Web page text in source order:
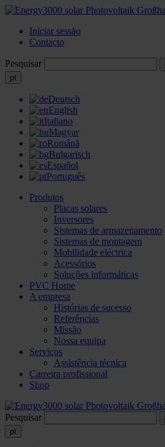
Iniciar sessão
Contacto
Pesquisar
pt
Deutsch
English
Italiano
Magyar
Română
Bulgarisch
Español
Português
Produtos
Placas solares
Inversores
Sistemas de armazenamento
Sistemas de montagem
Mobilidade eléctrica
Acessórios
Soluções informáticas
PVC Home
A empresa
Histórias de sucesso
Referências
Missão
Nossa equipa
Serviços
Assistência técnica
Carreira profissional
Shop
Pesquisar
pt